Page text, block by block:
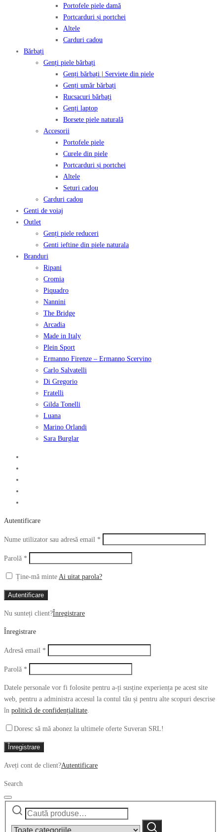
Portofele piele damă
Portcarduri și portchei
Altele
Carduri cadou
Bărbați
Genți piele bărbați
Genți bărbați | Serviete din piele
Genți umăr bărbați
Rucsacuri bărbați
Genți laptop
Borsete piele naturală
Accesorii
Portofele piele
Curele din piele
Portcarduri și portchei
Altele
Seturi cadou
Carduri cadou
Genti de voiaj
Outlet
Genți piele reduceri
Genti ieftine din piele naturala
Branduri
Ripani
Cromia
Piquadro
Nannini
The Bridge
Arcadia
Made in Italy
Plein Sport
Ermanno Firenze – Ermanno Scervino
Carlo Salvatelli
Di Gregorio
Fratelli
Gilda Tonelli
Luana
Marino Orlandi
Sara Burglar
Autentificare
Nume utilizator sau adresă email *
Parolă *
Ține-mă minte Ai uitat parola?
Autentificare
Nu sunteți client?Înregistrare
Înregistrare
Adresă email *
Parolă *
Datele personale vor fi folosite pentru a-ți susține experiența pe acest site
web, pentru a administra accesul la contul tău și pentru alte scopuri descrise
în politică de confidențialitate.
Doresc să mă abonez la ultimele oferte Suveran SRL!
Înregistrare
Aveți cont de client?Autentificare
Search
Caută
Caută